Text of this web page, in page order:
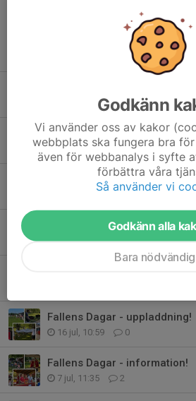
31 jul, 11:40 1
Extra ICA-kuponger!
29 jul, 15:48 0
Fallens Dagar för TBoIS -
22 jul, 16:56
Fallens Dagar för TBoIS -
18 jul, 20:02 0
Fallens Dagar - uppladdning!
16 jul, 10:59 0
Fallens Dagar - information!
7 jul, 11:35 2
Godkänn
Vi använder oss av kakor
webbplats ska fungera bra
även för webbanalys i syfte
förbättra våra
Så använder vi
Godkänn alla
Bara